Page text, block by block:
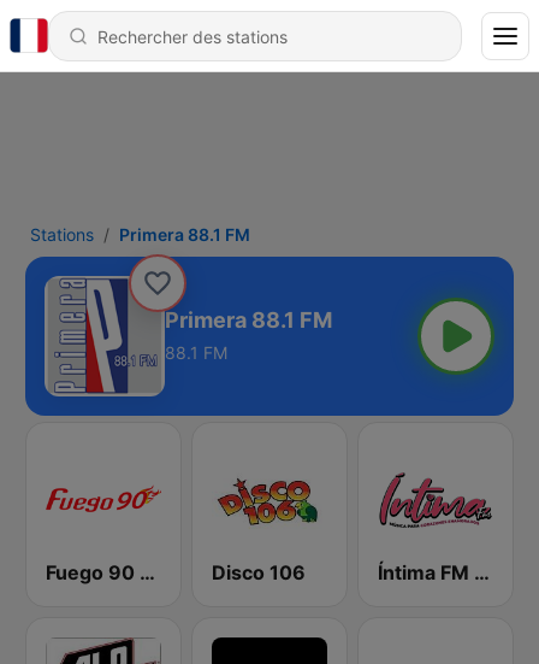
Stations Primera 88.1 FM
Primera 88.1 FM
88.1 FM
Fuego 90 La Salsera Disco 106 Íntima FM Santiago